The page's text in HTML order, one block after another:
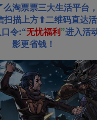
淘票票三大生活平台
描上方⬆二维码直达活
令:“无忧福利”进入活
影更省钱！